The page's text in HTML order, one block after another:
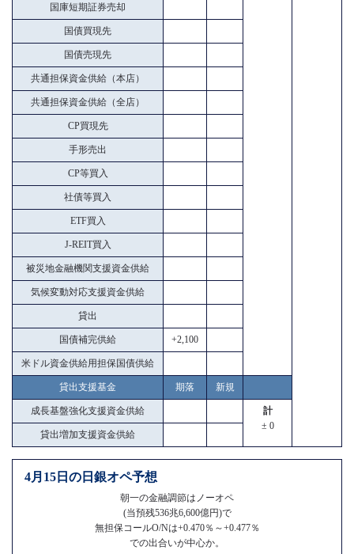
国庫短期証券売却
国債買現先
国債売現先
共通担保資金供給（本店）
共通担保資金供給（全店）
CP買現先
手形売出
CP等買入
社債等買入
ETF買入
J-REIT買入
被災地金融機関支援資金供給
気候変動対応支援資金供給
貸出
国債補完供給 +2,100
米ドル資金供給用担保国債供給
貸出支援基金 期落 新規
成長基盤強化支援資金供給
計
± 0
貸出増加支援資金供給
4月15日の日銀オペ予想
朝一の金融調節はノーオペ
(当預残536兆6,600億円)で
無担保コールO/Nは+0.470％～+0.477％
での出合いが中心か。